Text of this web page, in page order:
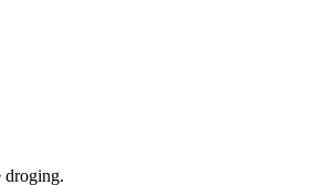
droging.